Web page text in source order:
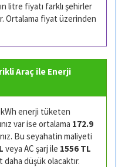
litre fiyatı farklı şehirler
Ortalama fiyat üzerinden
Araç ile Enerji
kWh enerji tüketen
var ise ortalama 172.9
Bu seyahatin maliyeti
veya AC şarj ile 1556 TL
düşük olacaktır.